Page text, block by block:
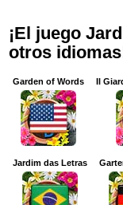
¡El juego
otros
Garden of Words Il
Jardim das Letras